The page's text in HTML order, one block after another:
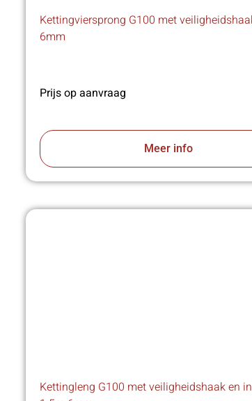
Kettingviersprong G100 met
6mm
Prijs op aanvraag
Meer info
Kettingleng G100 met veiligheidshaak en